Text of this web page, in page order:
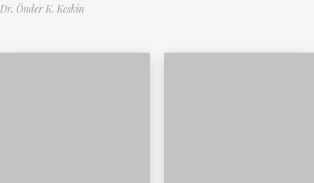
Dr. Önder K. Keskin